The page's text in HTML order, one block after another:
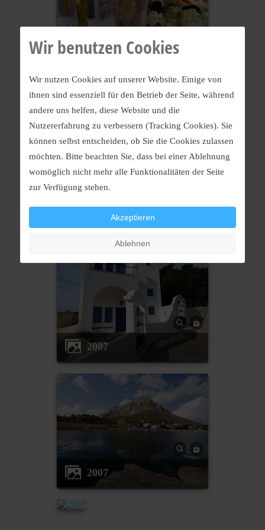
2007
2007
2007
Wir benutzen Cookies
Wir nutzen Cookies auf unserer Website. Einige von
ihnen sind essenziell für den Betrieb der Seite, während
andere uns helfen, diese Website und die
Nutzererfahrung zu verbessern (Tracking Cookies). Sie
können selbst entscheiden, ob Sie die Cookies zulassen
möchten. Bitte beachten Sie, dass bei einer Ablehnung
womöglich nicht mehr alle Funktionalitäten der Seite
zur Verfügung stehen.
Akzeptieren
Ablehnen